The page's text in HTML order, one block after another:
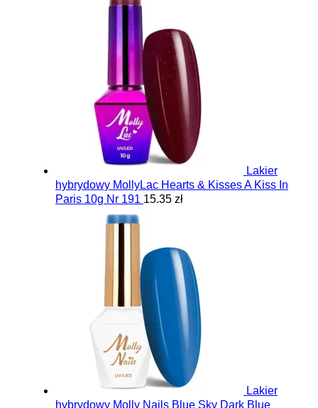
Lakier
hybrydowy MollyLac Hearts & Kisses A Kiss In
Paris 10g Nr 191 15.35 zł
Lakier
hybrydowy Molly Nails Blue Sky Dark Blue